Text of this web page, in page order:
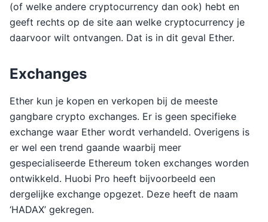
(of welke andere cryptocurrency dan ook) hebt en
geeft rechts op de site aan welke cryptocurrency je
daarvoor wilt ontvangen. Dat is in dit geval Ether.
Exchanges
Ether kun je kopen en verkopen bij de meeste
gangbare crypto exchanges. Er is geen specifieke
exchange waar Ether wordt verhandeld. Overigens is
er wel een trend gaande waarbij meer
gespecialiseerde Ethereum token exchanges worden
ontwikkeld. Huobi Pro heeft bijvoorbeeld een
dergelijke exchange opgezet. Deze heeft de naam
‘HADAX’ gekregen.